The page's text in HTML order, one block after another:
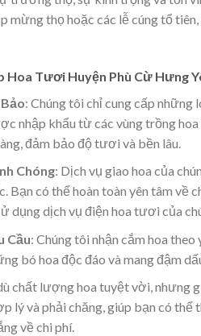
mừng thọ hoặc các lễ cúng tổ tiên,
Hoa Tươi Huyện Phù Cừ Hưng
: Chúng tôi chỉ cung cấp những
nhập khẩu từ các vùng trồng
đảm bảo độ tươi và bền lâu.
Chóng: Dịch vụ giao hoa của
Bạn có thể hoàn toàn yên tâm về
dụng dịch vụ điện hoa tươi của
Cầu: Chúng tôi nhận cắm hoa theo
bó hoa độc đáo và mang đậm
chất lượng hoa tuyệt vời, nhưng
lý và phải chăng, giúp bạn có thể
về chi phí.